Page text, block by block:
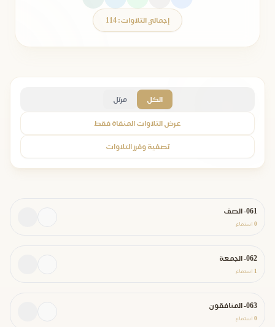
إجمالي التلاوات: 114
الكل مرتل
عرض التلاوات المنقاة فقط
تصفية وفرز التلاوات
061- الصف
0 استماع
062- الجمعة
1 استماع
063- المنافقون
0 استماع